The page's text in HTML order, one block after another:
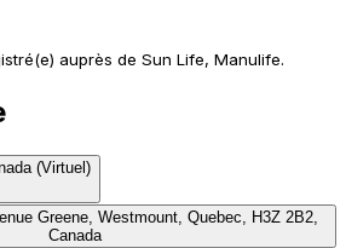
auprès de Sun Life, Manulife.
(Virtuel)
Greene, Westmount, Quebec, H3Z 2B2,
Canada